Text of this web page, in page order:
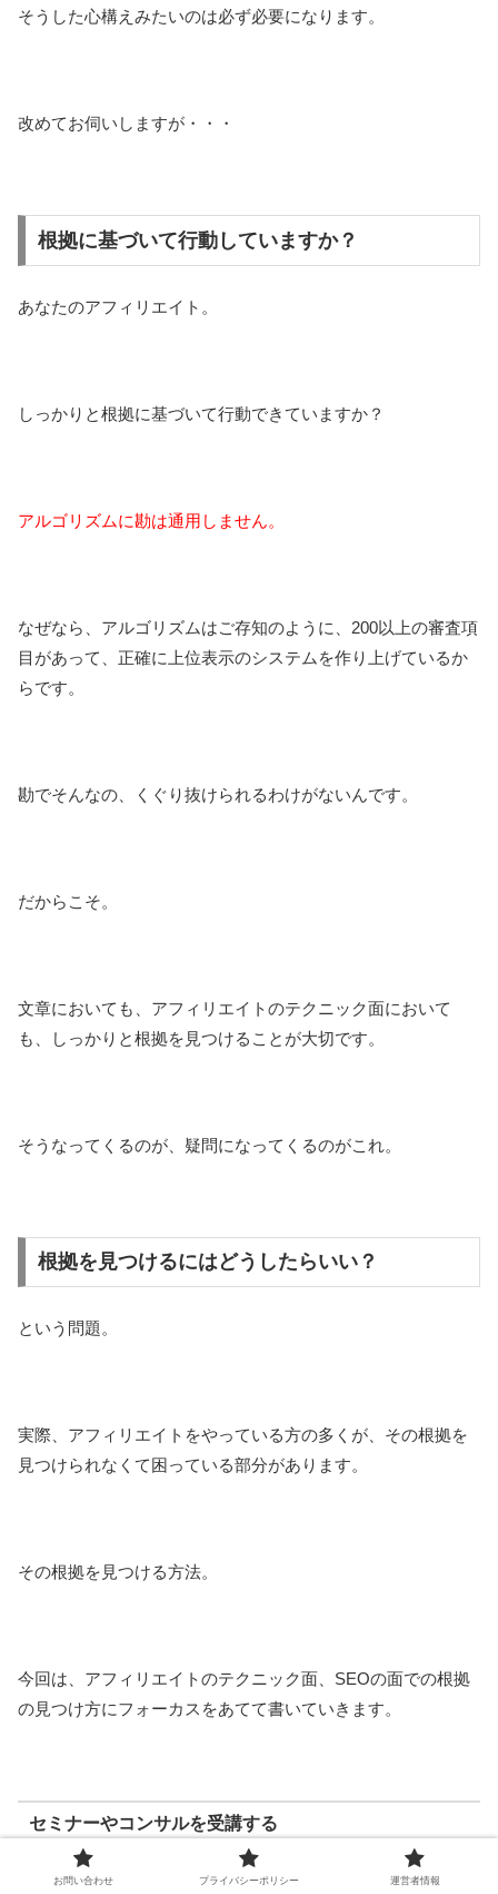
そうした心構えみたいのは必ず必要になります。
改めてお伺いしますが・・・
根拠に基づいて行動していますか？
あなたのアフィリエイト。
しっかりと根拠に基づいて行動できていますか？
アルゴリズムに勘は通用しません。
なぜなら、アルゴリズムはご存知のように、200以上の審査項
目があって、正確に上位表示のシステムを作り上げているか
らです。
勘でそんなの、くぐり抜けられるわけがないんです。
だからこそ。
文章においても、アフィリエイトのテクニック面において
も、しっかりと根拠を見つけることが大切です。
そうなってくるのが、疑問になってくるのがこれ。
根拠を見つけるにはどうしたらいい？
という問題。
実際、アフィリエイトをやっている方の多くが、その根拠を
見つけられなくて困っている部分があります。
その根拠を見つける方法。
今回は、アフィリエイトのテクニック面、SEOの面での根拠
の見つけ方にフォーカスをあてて書いていきます。
セミナーやコンサルを受講する
多くの方が、
お問い合わせ プライバシーポリシー 運営者情報